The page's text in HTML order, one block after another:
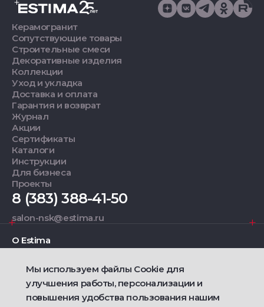
Керамогранит
Сопутствующие товары
Строительные смеси
Декоративные изделия
Коллекции
Уход и укладка
Доставка и оплата
Гарантия и возврат
Журнал
Акции
Сертификаты
Каталоги
Инструкции
Для бизнеса
Проекты
8 (383) 388-41-50
salon-nsk@estima.ru
О Estima
Дизайнерам
Мы используем файлы Cookie для
улучшения работы, персонализации и
повышения удобства пользования нашим